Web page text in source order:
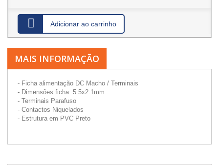
Adicionar ao carrinho
MAIS INFORMAÇÃO
- Ficha alimentação DC Macho / Terminais
- Dimensões ficha: 5.5x2.1mm
- Terminais Parafuso
- Contactos Niquelados
- Estrutura em PVC Preto